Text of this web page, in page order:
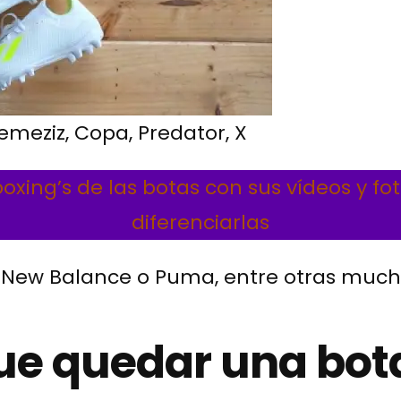
Copa, Predator, X
de las botas con sus vídeos y
diferenciarlas
Balance o Puma, entre otras
quedar una